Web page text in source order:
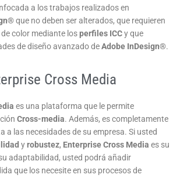
a los trabajos realizados en
que no deben ser alterados, que requieren
color mediante losperfiles ICCy que
de diseño avanzado deAdobe InDesign®.
Cross Media
es una plataforma que le permite
Cross-media. Además, es completamente
a las necesidades de su empresa. Si usted
yrobustez, Enterprise Cross Media es su
adaptabilidad, usted podrá añadir
que los necesite en sus procesos de